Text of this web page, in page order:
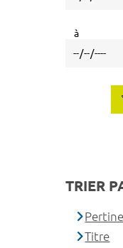
à
TRIER
Titre